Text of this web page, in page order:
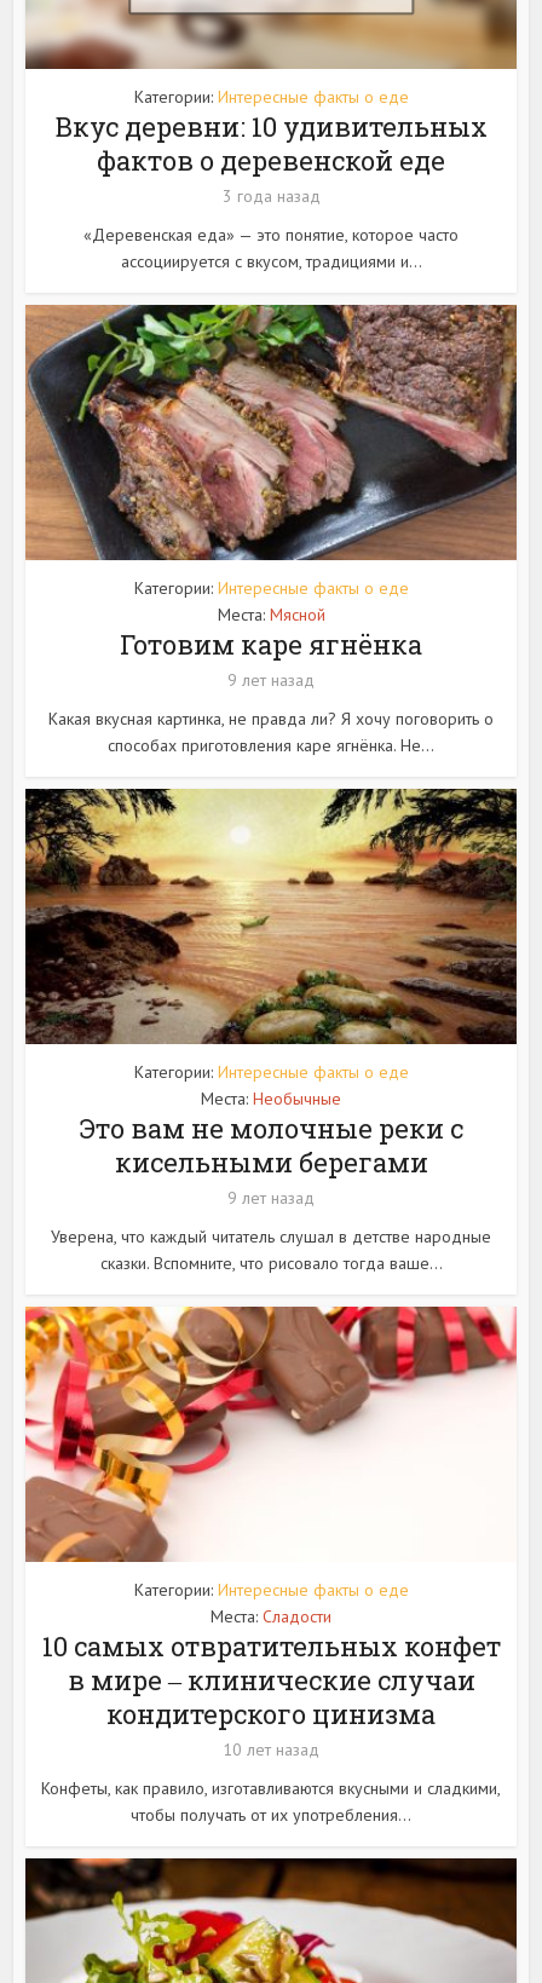
Категории: Интересные факты о еде
Вкус деревни: 10 удивительных
фактов о деревенской еде
3 года назад
«Деревенская еда» — это понятие, которое часто
ассоциируется с вкусом, традициями и...
Категории: Интересные факты о еде
Места: Мясной
Готовим каре ягнёнка
9 лет назад
Какая вкусная картинка, не правда ли? Я хочу поговорить о
способах приготовления каре ягнёнка. Не...
Категории: Интересные факты о еде
Места: Необычные
Это вам не молочные реки с
кисельными берегами
9 лет назад
Уверена, что каждый читатель слушал в детстве народные
сказки. Вспомните, что рисовало тогда ваше...
Категории: Интересные факты о еде
Места: Сладости
10 самых отвратительных конфет
в мире ‒ клинические случаи
кондитерского цинизма
10 лет назад
Конфеты, как правило, изготавливаются вкусными и сладкими,
чтобы получать от их употребления...